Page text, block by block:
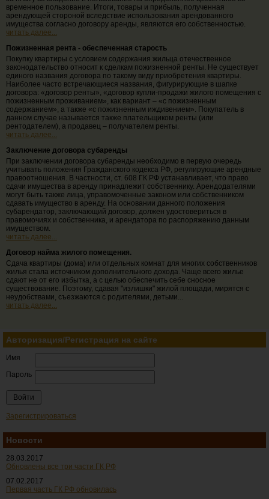
временное пользование. Итоги, товары и прибыль, полученная
арендующей стороной вследствие использования арендованного
имущества согласно договору аренды, являются его собственностью.
читать далее...
Пожизненная рента - обеспеченная старость
Покупку квартиры с условием содержания жильца отечественное
законодательство относит к сделкам пожизненной ренты. Не существует
единого названия договора по такому виду приобретения квартиры.
Наиболее часто встречающиеся названия, фигурирующие в шапке
договора: «договор ренты», «договор купли-продажи жилого помещения с
пожизненным проживанием», как вариант – «с пожизненным
содержанием», а также «с пожизненным иждивением». Покупатель в
данном случае называется также плательщиком ренты (или
рентодателем), а продавец – получателем ренты.
читать далее...
Заключение договора субаренды
При заключении договора субаренды необходимо в первую очередь
учитывать положения Гражданского кодекса РФ, регулирующие арендные
правоотношения. В частности, ст. 608 ГК РФ устанавливает, что право
сдачи имущества в аренду принадлежит собственнику. Арендодателями
могут быть также лица, управомоченные законом или собственником
сдавать имущество в аренду. На основании данного положения
субарендатор, заключающий договор, должен удостовериться в
правомочиях и собственника, и арендатора по распоряжению данным
имуществом.
читать далее...
Договор найма жилого помещения.
Сдача квартиры (дома) или отдельных комнат для многих собственников
жилья стала источником дополнительного дохода. Чаще всего жилье
сдают не от его избытка, а с целью обеспечить себе сносное
существование. Поэтому, сдавая "излишки" жилой площади, мирятся с
неудобствами, съезжаются с родителями, детьми...
читать далее...
Авторизация/Регистрация на сайте
Имя
Пароль
Зарегистрироваться
Новости
28.03.2017
Обновлены все три части ГК РФ
07.02.2017
Первая часть ГК РФ обновилась